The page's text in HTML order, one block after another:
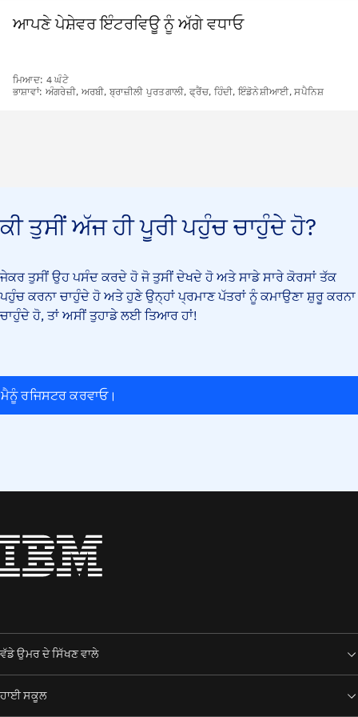
ਆਪਣੇ ਪੇਸ਼ੇਵਰ ਇੰਟਰਵਿਊ ਨੂੰ ਅੱਗੇ ਵਧਾਓ
ਮਿਆਦ: 4 ਘੰਟੇ
ਭਾਸ਼ਾਵਾਂ: ਅੰਗਰੇਜ਼ੀ, ਅਰਬੀ, ਬ੍ਰਾਜ਼ੀਲੀ ਪੁਰਤਗਾਲੀ, ਫ੍ਰੈਂਚ, ਹਿੰਦੀ, ਇੰਡੋਨੇਸ਼ੀਆਈ, ਸਪੈਨਿਸ਼
ਕੀ ਤੁਸੀਂ ਅੱਜ ਹੀ ਪੂਰੀ ਪਹੁੰਚ ਚਾਹੁੰਦੇ ਹੋ?
ਜੇਕਰ ਤੁਸੀਂ ਉਹ ਪਸੰਦ ਕਰਦੇ ਹੋ ਜੋ ਤੁਸੀਂ ਦੇਖਦੇ ਹੋ ਅਤੇ ਸਾਡੇ ਸਾਰੇ ਕੋਰਸਾਂ ਤੱਕ
ਪਹੁੰਚ ਕਰਨਾ ਚਾਹੁੰਦੇ ਹੋ ਅਤੇ ਹੁਣੇ ਉਨ੍ਹਾਂ ਪ੍ਰਮਾਣ ਪੱਤਰਾਂ ਨੂੰ ਕਮਾਉਣਾ ਸ਼ੁਰੂ ਕਰਨਾ
ਚਾਹੁੰਦੇ ਹੋ, ਤਾਂ ਅਸੀਂ ਤੁਹਾਡੇ ਲਈ ਤਿਆਰ ਹਾਂ!
ਮੈਨੂੰ ਰਜਿਸਟਰ ਕਰਵਾਓ।
ਵੱਡੇ ਉਮਰ ਦੇ ਸਿੱਖਣ ਵਾਲੇ
ਹਾਈ ਸਕੂਲ